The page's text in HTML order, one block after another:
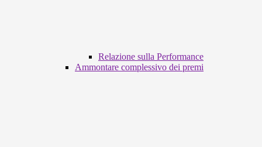
Relazione sulla Performance
Ammontare complessivo dei premi